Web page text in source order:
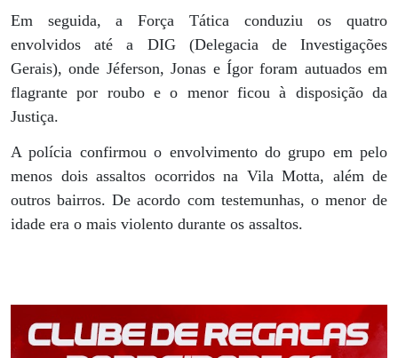
Em seguida, a Força Tática conduziu os quatro
envolvidos até a DIG (Delegacia de Investigações
Gerais), onde Jéferson, Jonas e Ígor foram autuados em
flagrante por roubo e o menor ficou à disposição da
Justiça.
A polícia confirmou o envolvimento do grupo em pelo
menos dois assaltos ocorridos na Vila Motta, além de
outros bairros. De acordo com testemunhas, o menor de
idade era o mais violento durante os assaltos.